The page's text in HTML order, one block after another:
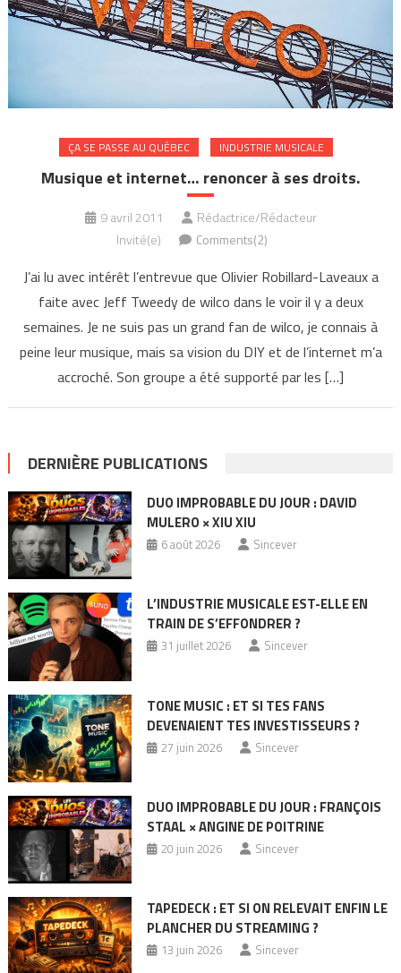
ÇA SE PASSE AU QUÉBEC INDUSTRIE MUSICALE
Musique et internet… renoncer à ses droits.
9 avril 2011
Rédactrice/Rédacteur
Invité(e)
Comments(2)
J’ai lu avec intérêt l’entrevue que Olivier Robillard-Laveaux a
faite avec Jeff Tweedy de wilco dans le voir il y a deux
semaines. Je ne suis pas un grand fan de wilco, je connais à
peine leur musique, mais sa vision du DIY et de l’internet m’a
accroché. Son groupe a été supporté par les […]
DERNIÈRE PUBLICATIONS
DUO IMPROBABLE DU JOUR : DAVID
MULERO × XIU XIU
6 août 2026 Sincever
L’INDUSTRIE MUSICALE EST-ELLE EN
TRAIN DE S’EFFONDRER ?
31 juillet 2026 Sincever
TONE MUSIC : ET SI TES FANS
DEVENAIENT TES INVESTISSEURS ?
27 juin 2026 Sincever
DUO IMPROBABLE DU JOUR : FRANÇOIS
STAAL × ANGINE DE POITRINE
20 juin 2026 Sincever
TAPEDECK : ET SI ON RELEVAIT ENFIN LE
PLANCHER DU STREAMING ?
13 juin 2026 Sincever